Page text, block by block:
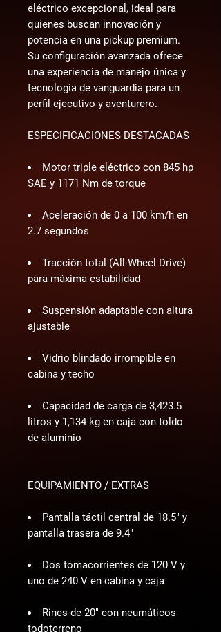
eléctrico excepcional, ideal para
quienes buscan innovación y
potencia en una pickup premium.
Su configuración avanzada ofrece
una experiencia de manejo única y
tecnología de vanguardia para un
perfil ejecutivo y aventurero.
ESPECIFICACIONES DESTACADAS
Motor triple eléctrico con 845 hp
SAE y 1171 Nm de torque
Aceleración de 0 a 100 km/h en
2.7 segundos
Tracción total (All-Wheel Drive)
para máxima estabilidad
Suspensión adaptable con altura
ajustable
Vidrio blindado irrompible en
cabina y techo
Capacidad de carga de 3,423.5
litros y 1,134 kg en caja con toldo
de aluminio
EQUIPAMIENTO / EXTRAS
Pantalla táctil central de 18.5" y
pantalla trasera de 9.4"
Dos tomacorrientes de 120 V y
uno de 240 V en cabina y caja
Rines de 20" con neumáticos
todoterreno